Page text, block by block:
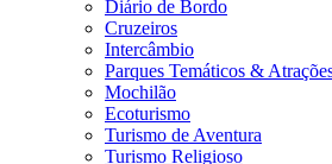
Diário de Bordo
Cruzeiros
Intercâmbio
Parques Temáticos &
Mochilão
Ecoturismo
Turismo de Aventura
Turismo Religioso